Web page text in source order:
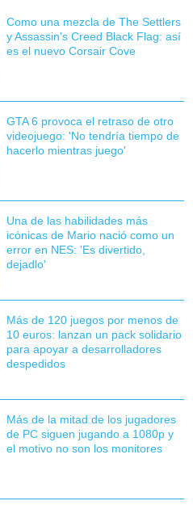
Como una mezcla de The Settlers
y Assassin's Creed Black Flag: así
es el nuevo Corsair Cove
GTA 6 provoca el retraso de otro
videojuego: 'No tendría tiempo de
hacerlo mientras juego'
Una de las habilidades más
icónicas de Mario nació como un
error en NES: 'Es divertido,
dejadlo'
Más de 120 juegos por menos de
10 euros: lanzan un pack solidario
para apoyar a desarrolladores
despedidos
Más de la mitad de los jugadores
de PC siguen jugando a 1080p y
el motivo no son los monitores